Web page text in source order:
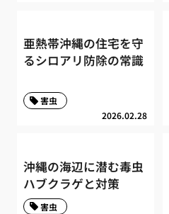
亜熱帯沖縄の住宅を守
るシロアリ防除の常識
2026.02.28
害虫
沖縄の海辺に潜む毒虫
ハブクラゲと対策
害虫